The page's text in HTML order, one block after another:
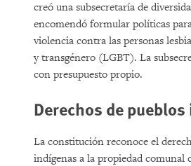
creó una subsecretaría de
encomendó formular políticas
violencia contra las personas
y transgénero (LGBT). La
con presupuesto propio.
Derechos de
La constitución reconoce el
indígenas a la propiedad comunal